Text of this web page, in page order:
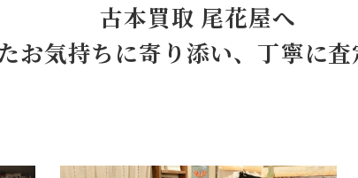
古本買取 尾花屋へ
お気持ちに寄り添い、丁寧に